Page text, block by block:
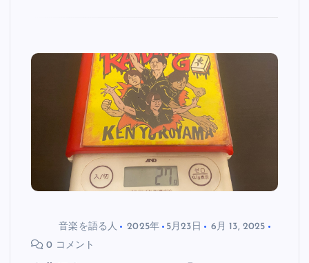
音楽を語る人 2025年 5月23日
6月 13, 2025
0 コメント